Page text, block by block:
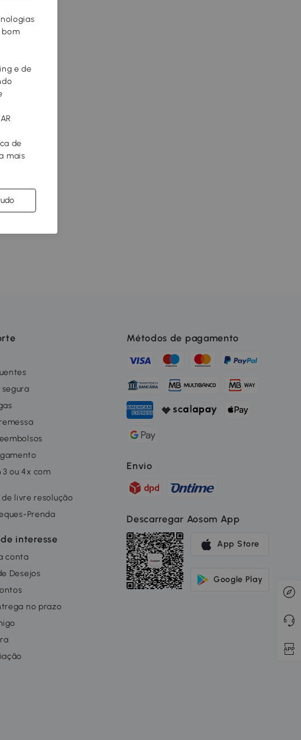
3 ou 4x com
livre resolução
Prenda
interesse
conta
Desejos
no prazo
Métodos de pagamento
Envio
Descarregar Aosom App
App Store
Google Play
bom
e de
de
mais